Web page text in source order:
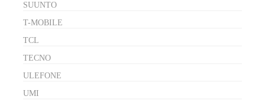
SUUNTO
T-MOBILE
TCL
TECNO
ULEFONE
UMI